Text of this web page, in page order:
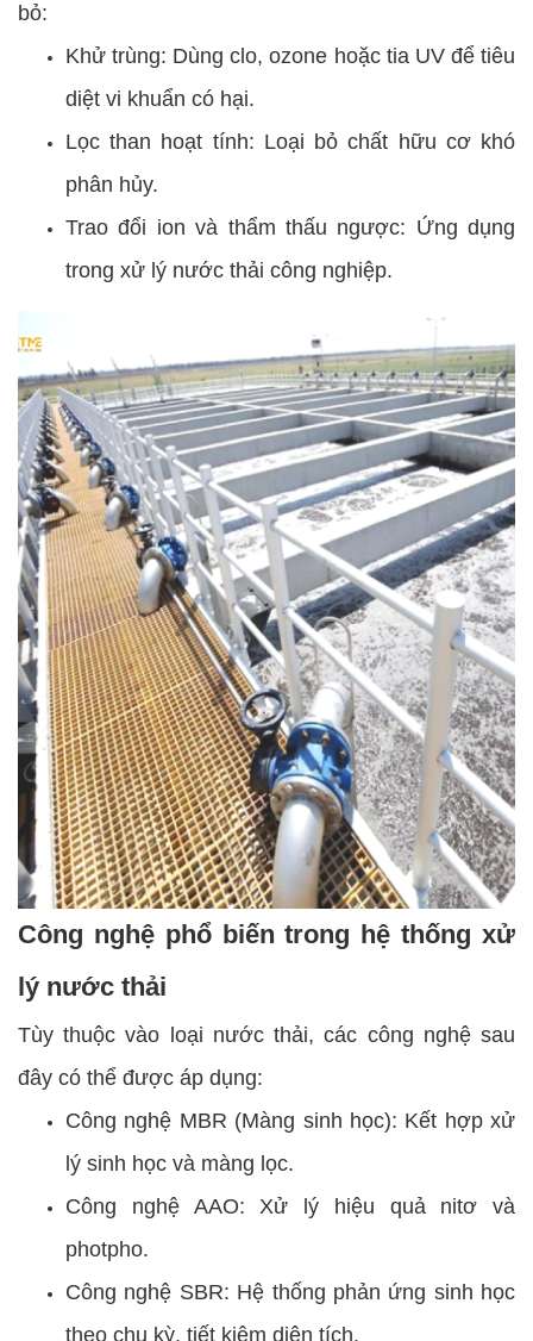
bỏ:
Khử trùng: Dùng clo, ozone hoặc tia UV để tiêu
diệt vi khuẩn có hại.
Lọc than hoạt tính: Loại bỏ chất hữu cơ khó
phân hủy.
Trao đổi ion và thẩm thấu ngược: Ứng dụng
trong xử lý nước thải công nghiệp.
Công nghệ phổ biến trong hệ thống xử
lý nước thải
Tùy thuộc vào loại nước thải, các công nghệ sau
đây có thể được áp dụng:
Công nghệ MBR (Màng sinh học): Kết hợp xử
lý sinh học và màng lọc.
Công nghệ AAO: Xử lý hiệu quả nitơ và
photpho.
Công nghệ SBR: Hệ thống phản ứng sinh học
theo chu kỳ, tiết kiệm diện tích.